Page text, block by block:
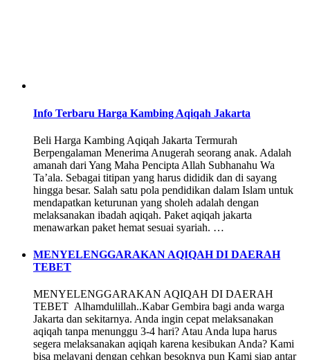
Info Terbaru Harga Kambing Aqiqah Jakarta
Beli Harga Kambing Aqiqah Jakarta Termurah
Berpengalaman Menerima Anugerah seorang anak. Adalah
amanah dari Yang Maha Pencipta Allah Subhanahu Wa
Ta’ala. Sebagai titipan yang harus dididik dan di sayang
hingga besar. Salah satu pola pendidikan dalam Islam untuk
mendapatkan keturunan yang sholeh adalah dengan
melaksanakan ibadah aqiqah. Paket aqiqah jakarta
menawarkan paket hemat sesuai syariah. …
MENYELENGGARAKAN AQIQAH DI DAERAH
TEBET
MENYELENGGARAKAN AQIQAH DI DAERAH
TEBET Alhamdulillah..Kabar Gembira bagi anda warga
Jakarta dan sekitarnya. Anda ingin cepat melaksanakan
aqiqah tanpa menunggu 3-4 hari? Atau Anda lupa harus
segera melaksanakan aqiqah karena kesibukan Anda? Kami
bisa melayani dengan cehkan besoknya pun Kami siap antar